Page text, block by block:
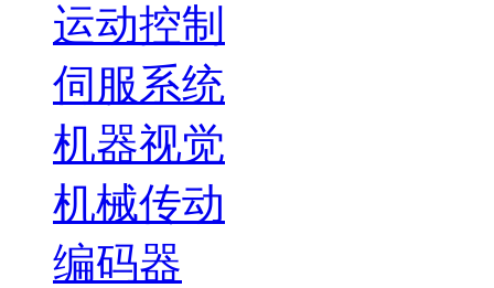
运动控制
伺服系统
机器视觉
机械传动
编码器